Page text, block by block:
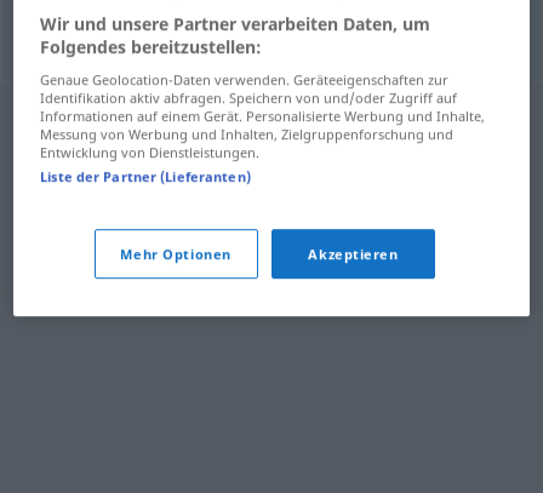
canonizar heiligsprechen
Wir und unsere Partner verarbeiten Daten, um
Folgendes bereitzustellen:
Genaue Geolocation-Daten verwenden. Geräteeigenschaften zur
Identifikation aktiv abfragen. Speichern von und/oder Zugriff auf
Informationen auf einem Gerät. Personalisierte Werbung und Inhalte,
Messung von Werbung und Inhalten, Zielgruppenforschung und
Entwicklung von Dienstleistungen.
Liste der Partner (Lieferanten)
Mehr Optionen Akzeptieren